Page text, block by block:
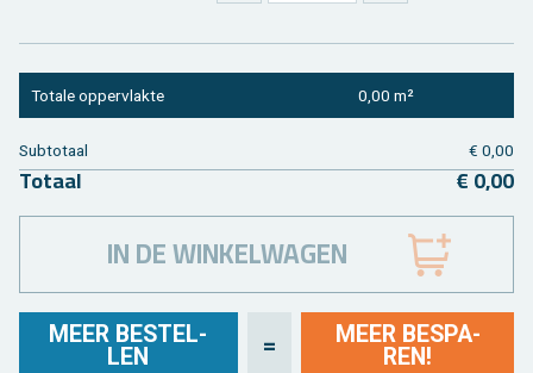
MEER BE­STEL­
LEN
=
MEER BE­SPA­
REN!
To­ta­le op­per­vlak­te 0,00 m²
Sub­to­taal € 0,00
To­taal € 0,00
IN DE WINKELWAGEN